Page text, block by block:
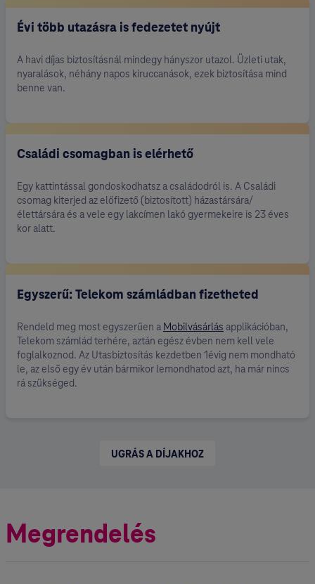
Évi több utazásra is fedezetet nyújt
A havi díjas biztosításnál mindegy hányszor utazol. Üzleti utak,
nyaralások, néhány napos kiruccanások, ezek biztosítása mind
benne van.
Családi csomagban is elérhető
Egy kattintással gondoskodhatsz a családodról is. A Családi
csomag kiterjed az előfizető (biztosított) házastársára/
élettársára és a vele egy lakcímen lakó gyermekeire is 23 éves
kor alatt.
Egyszerű: Telekom számládban fizetheted
Rendeld meg most egyszerűen a Mobilvásárlás applikációban,
Telekom számlád terhére, aztán egész évben nem kell vele
foglalkoznod. Az Utasbiztosítás kezdetben 1évig nem mondható
le, az első egy év után bármikor lemondhatod azt, ha már nincs
rá szükséged.
UGRÁS A DÍJAKHOZ
Megrendelés